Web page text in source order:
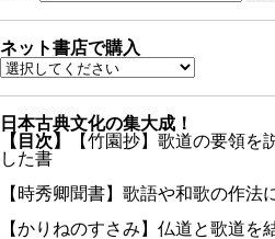
ネット書店で購入
日本古典文化の集大成！
【目次】
【竹園抄】歌道の要領
した書
【時秀卿聞書】歌語や和歌の作法
【かりねのすさみ】仏道と歌道を